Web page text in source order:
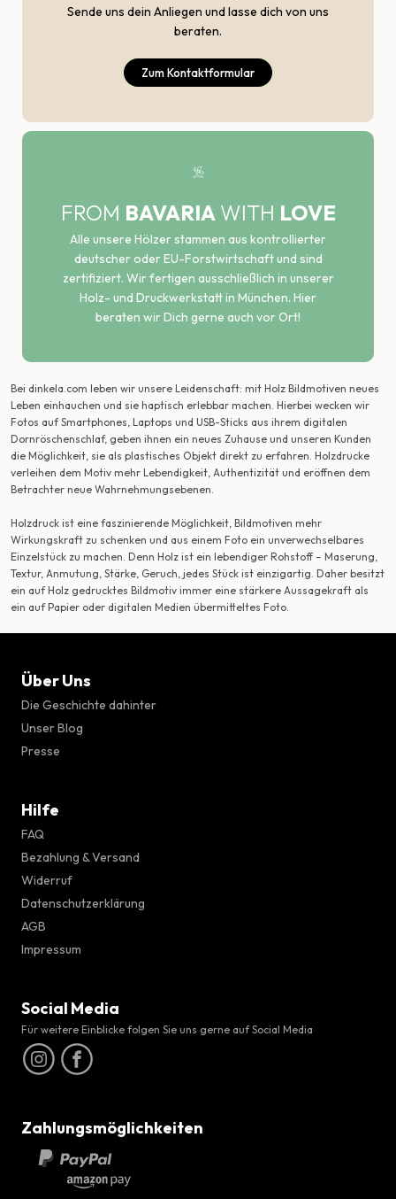
Sende uns dein Anliegen und lasse dich von uns
beraten.
Zum Kontaktformular
FROM BAVARIA WITH LOVE
Alle unsere Hölzer stammen aus kontrollierter
deutscher oder EU-Forstwirtschaft und sind
zertifiziert. Wir fertigen ausschließlich in unserer
Holz- und Druckwerkstatt in München. Hier
beraten wir Dich gerne auch vor Ort!
Bei dinkela.com leben wir unsere Leidenschaft: mit Holz Bildmotiven neues
Leben einhauchen und sie haptisch erlebbar machen. Hierbei wecken wir
Fotos auf Smartphones, Laptops und USB-Sticks aus ihrem digitalen
Dornröschenschlaf, geben ihnen ein neues Zuhause und unseren Kunden
die Möglichkeit, sie als plastisches Objekt direkt zu erfahren. Holzdrucke
verleihen dem Motiv mehr Lebendigkeit, Authentizität und eröffnen dem
Betrachter neue Wahrnehmungsebenen.
Holzdruck ist eine faszinierende Möglichkeit, Bildmotiven mehr
Wirkungskraft zu schenken und aus einem Foto ein unverwechselbares
Einzelstück zu machen. Denn Holz ist ein lebendiger Rohstoff – Maserung,
Textur, Anmutung, Stärke, Geruch, jedes Stück ist einzigartig. Daher besitzt
ein auf Holz gedrucktes Bildmotiv immer eine stärkere Aussagekraft als
ein auf Papier oder digitalen Medien übermitteltes Foto.
Über Uns
Die Geschichte dahinter
Unser Blog
Presse
Hilfe
FAQ
Bezahlung & Versand
Widerruf
Datenschutzerklärung
AGB
Impressum
Social Media
Für weitere Einblicke folgen Sie uns gerne auf Social Media
Zahlungsmöglichkeiten